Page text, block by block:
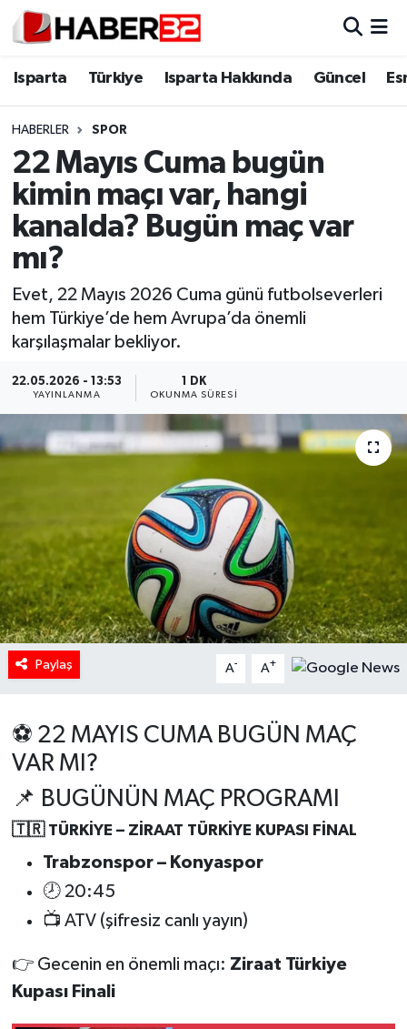
Isparta Türkiye Isparta Hakkında Güncel
HABERLER SPOR
22 Mayıs Cuma bugün
kimin maçı var, hangi
kanalda? Bugün maç var
mı?
Evet, 22 Mayıs 2026 Cuma günü futbolseverleri
hem Türkiye’de hem Avrupa’da önemli
karşılaşmalar bekliyor.
22.05.2026 - 13:53
YAYINLANMA
1 DK
OKUNMA SÜRESI
Paylaş A- A+
⚽ 22 MAYIS CUMA BUGÜN MAÇ
VAR MI?
📌 BUGÜNÜN MAÇ PROGRAMI
🇹🇷 TÜRKİYE – ZİRAAT TÜRKİYE KUPASI FİNAL
Trabzonspor – Konyaspor
🕗 20:45
📺 ATV (şifresiz canlı yayın)
👉 Gecenin en önemli maçı: Ziraat Türkiye
Kupası Finali
Isparta
Esnaf Diyor ki;
ASAYİŞ
BİLİM VE TEKNOLOJİ
EĞİTİM
GENEL
Güncel
HABERDE İNSAN
KÜLTÜR SANAT
MAGAZİN
Oyun
POLİTİKA
SAĞLIK
Spor
Tarihi Yapılarımız
Teknoloji
Yerel
Isparta Nöbetçi Eczaneler
Isparta Trafik Yoğunluk Haritası
Süper Lig Puan Durumu ve Fikstür
Tüm Manşetler
Son Dakika Haberleri
Haber Arşivi